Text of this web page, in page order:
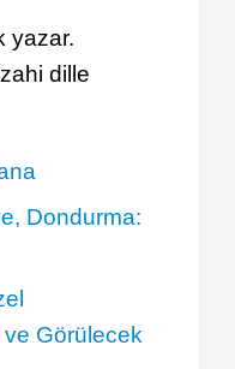
yazar.
dille
Dondurma:
Görülecek